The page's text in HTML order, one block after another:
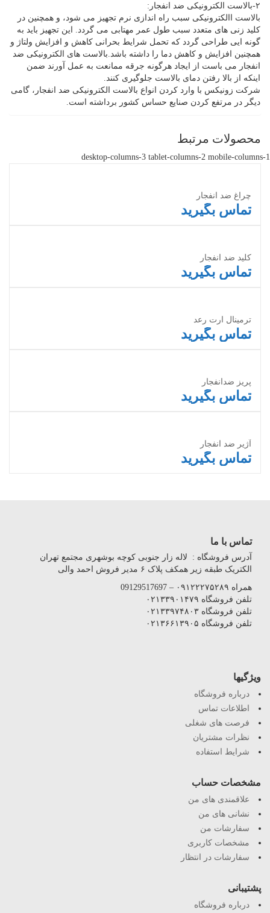
۲-بالاست الکترونیکی ضد انفجار:
بالاست االکترونیکی سبب راه اندازی نرم تجهیز می شود، و همچنین در
کلید زنی های متعدد سبب طول عمر مهتابی می گردد. این تجهیز باید به
گونه ایی طراحی گردد که تحمل شرایط بحرانی کاهش و افزایش ولتاژ و
همچنین افزایش و کاهش دما را داشته باشد.بالاست های الکترونیکی ضد
انفجار می باست از ایجاد هرگونه جرقه ممانعت به عمل آورند ضمن
اینکه از بالا رفتن دمای بالاست جلوگیری کنند.
شرکت زونیکس با وارد کردن انواع بالاست الکترونیکی ضد انفجار، گامی
دیگر در مرتفع کردن صنایع حساس کشور برداشته است.
محصولات مرتبط
desktop-columns-3 tablet-columns-2 mobile-columns-1
آژیر ضد انفجار
تماس بگیرید
پریز ضدانفجار
تماس بگیرید
ترمینال ارت رعد
تماس بگیرید
کلید ضد انفجار
تماس بگیرید
چراغ ضد انفجار
تماس بگیرید
تماس با ما
آدرس فروشگاه : لاله زار جنوبی کوچه بوشهری مجتمع تهران
الکتریک طبقه زیر همکف پلاک ۶ مدیر فروش احمد والی
همراه ۰۹۱۲۲۲۷۵۲۸۹ – 09129517697
تلفن فروشگاه ۰۲۱۳۳۹۰۱۴۷۹
تلفن فروشگاه ۰۲۱۳۳۹۷۴۸۰۳
تلفن فروشگاه ۰۲۱۳۶۶۱۳۹۰۵
ویژگیها
درباره فروشگاه
اطلاعات تماس
فرصت های شغلی
نظرات مشتریان
شرایط استفاده
مشخصات حساب
علاقمندی های من
نشانی های من
سفارشات من
مشخصات کاربری
سفارشات در انتظار
پشتیبانی
درباره فروشگاه